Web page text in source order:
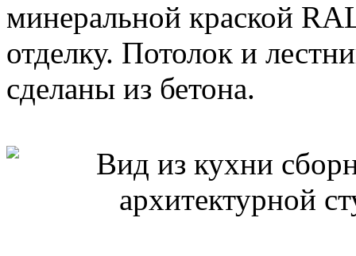
минеральной краской
отделку. Потолок и
сделаны из бетона.